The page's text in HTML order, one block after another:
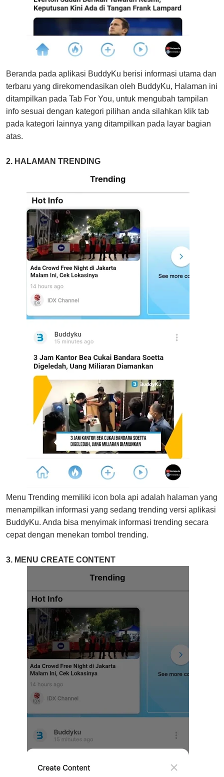
Beranda pada aplikasi BuddyKu berisi informasi utama dan
terbaru yang direkomendasikan oleh BuddyKu, Halaman ini
ditampilkan pada Tab For You, untuk mengubah tampilan
info sesuai dengan kategori pilihan anda silahkan klik tab
pada kategori lainnya yang ditampilkan pada layar bagian
atas.
2. HALAMAN TRENDING
Menu Trending memiliki icon bola api adalah halaman yang
menampilkan informasi yang sedang trending versi aplikasi
BuddyKu. Anda bisa menyimak informasi trending secara
cepat dengan menekan tombol trending.
3. MENU CREATE CONTENT